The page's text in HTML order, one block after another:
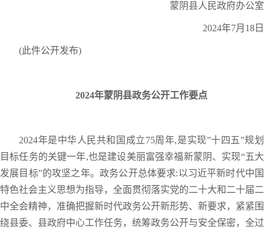
蒙阴县人民政府办公室
2024年7月18日
(此件公开发布)
2024年蒙阴县政务公开工作要点
2024年是中华人民共和国成立75周年,是实现”十四五”规划
目标任务的关键一年,也是建设美丽富强幸福新蒙阴、实现“五大
发展目标”的攻坚之年。政务公开总体要求:以习近平新时代中国
特色社会主义思想为指导，全面贯彻落实党的二十大和二十届二
中全会精神，准确把握新时代政务公开新形势、新要求，紧紧围
绕县委、县政府中心工作任务，统筹政务公开与安全保密，全过